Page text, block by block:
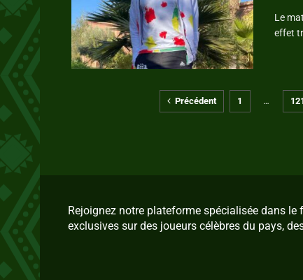
Le
effet
Précédent 1 … 121
Rejoignez notre plateforme spécialisée dans
exclusives sur des joueurs célèbres du pays,